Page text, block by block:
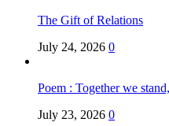
The Gift of Relations
July 24, 2026 0
Poem : Together we
July 23, 2026 0